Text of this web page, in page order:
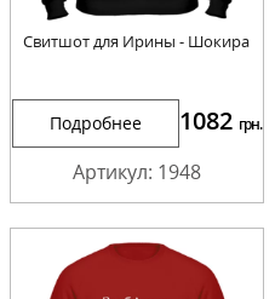
Свитшот для Ирины - Шокира
Подробнее 1082 грн.
Артикул: 1948